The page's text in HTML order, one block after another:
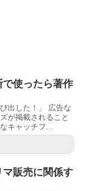
使ったら著作
出した！」 広告な
が掲載されること
キャッチフ...
販売に関係す